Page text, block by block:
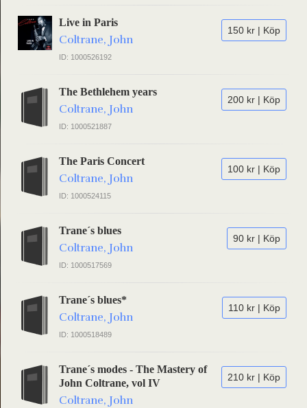
150 kr | Köp
Live in Paris
Coltrane, John
ID: 1000526192
200 kr | Köp
The Bethlehem years
Coltrane, John
ID: 1000521887
100 kr | Köp
The Paris Concert
Coltrane, John
ID: 1000524115
90 kr | Köp
Trane´s blues
Coltrane, John
ID: 1000517569
110 kr | Köp
Trane´s blues*
Coltrane, John
ID: 1000518489
210 kr | Köp
Trane´s modes - The Mastery of
John Coltrane, vol IV
Coltrane, John